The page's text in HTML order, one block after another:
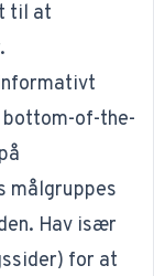
til at
bottom-of-the-
målgruppes
Hav især
for at